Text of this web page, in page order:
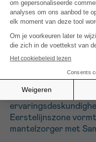
Coponcho en de
coördinatie hiervan.
2025.
Wanneer uit de
sterke individuele
via Samana. Hierbij
Eerstelijnszone
mantelzorger met